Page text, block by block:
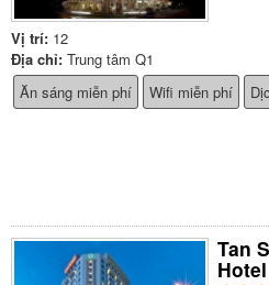
Vị trí: 12
Địa chỉ: Trung tâm Q1
Ăn sáng miễn phí
Wifi miễn phí
Tan
Hotel